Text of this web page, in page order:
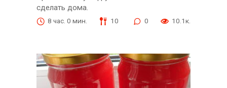
сделать дома.
8 час. 0 мин. 10 0 10.1к.